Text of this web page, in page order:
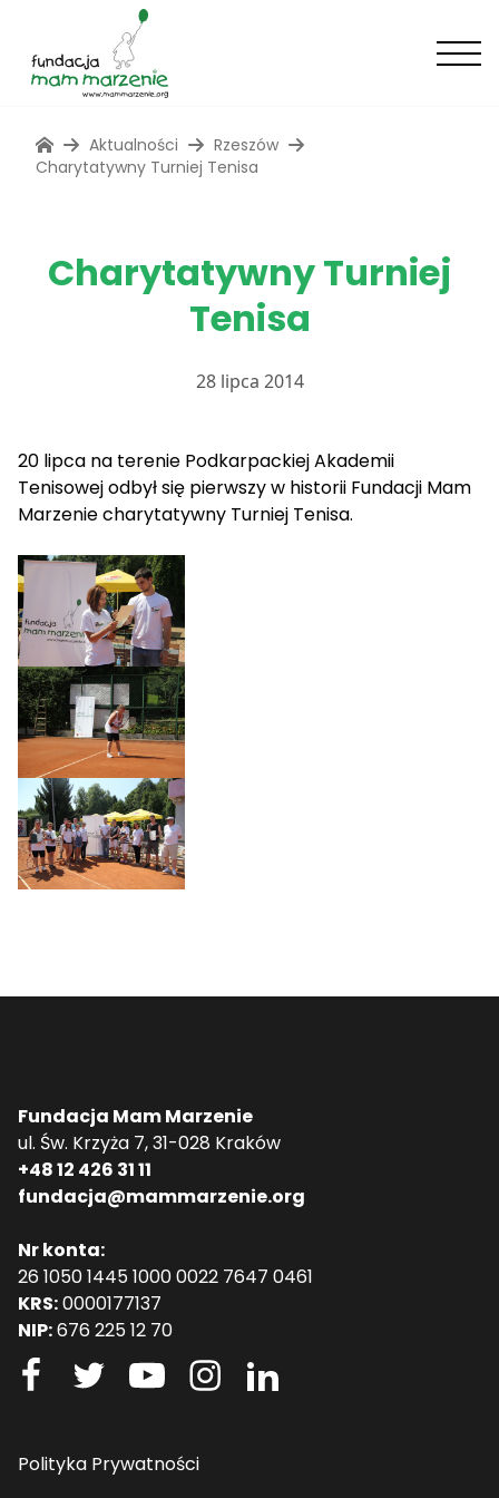
Aktualności
Rzeszów
Charytatywny Turniej Tenisa
Charytatywny Turniej
Tenisa
28 lipca 2014
20 lipca na terenie Podkarpackiej Akademii
Tenisowej odbył się pierwszy w historii Fundacji Mam
Marzenie charytatywny Turniej Tenisa.
Fundacja Mam Marzenie
ul. Św. Krzyża 7, 31-028 Kraków
+48 12 426 31 11
fundacja@mammarzenie.org
Nr konta:
26 1050 1445 1000 0022 7647 0461
KRS:0000177137
NIP:676 225 12 70
Polityka Prywatności